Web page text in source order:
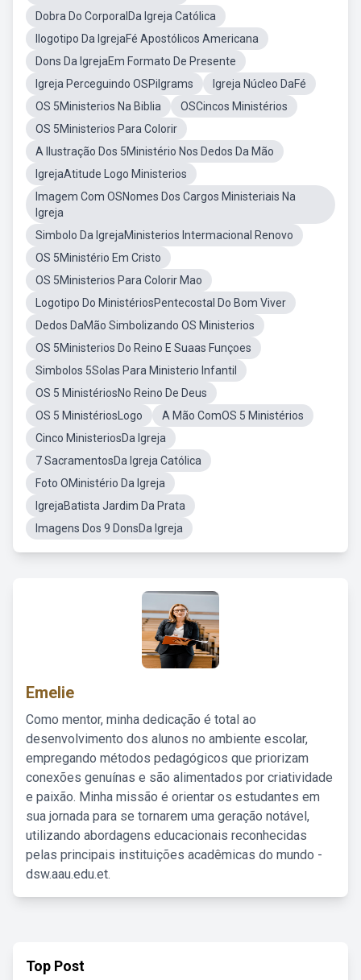
Dobra Do CorporalDa Igreja Católica
Ilogotipo Da IgrejaFé Apostólicos Americana
Dons Da IgrejaEm Formato De Presente
Igreja Perceguindo OSPilgrams
Igreja Núcleo DaFé
OS 5Ministerios Na Biblia
OSCincos Ministérios
OS 5Ministerios Para Colorir
A Ilustração Dos 5Ministério Nos Dedos Da Mão
IgrejaAtitude Logo Ministerios
Imagem Com OSNomes Dos Cargos Ministeriais Na
Igreja
Simbolo Da IgrejaMinisterios Intermacional Renovo
OS 5Ministério Em Cristo
OS 5Ministerios Para Colorir Mao
Logotipo Do MinistériosPentecostal Do Bom Viver
Dedos DaMão Simbolizando OS Ministerios
OS 5Ministerios Do Reino E Suaas Funçoes
Simbolos 5Solas Para Ministerio Infantil
OS 5 MinistériosNo Reino De Deus
OS 5 MinistériosLogo
A Mão ComOS 5 Ministérios
Cinco MinisteriosDa Igreja
7 SacramentosDa Igreja Católica
Foto OMinistério Da Igreja
IgrejaBatista Jardim Da Prata
Imagens Dos 9 DonsDa Igreja
Emelie
Como mentor, minha dedicação é total ao
desenvolvimento dos alunos no ambiente escolar,
empregando métodos pedagógicos que priorizam
conexões genuínas e são alimentados por criatividade
e paixão. Minha missão é orientar os estudantes em
sua jornada para se tornarem uma geração notável,
utilizando abordagens educacionais reconhecidas
pelas principais instituições acadêmicas do mundo -
dsw.aau.edu.et.
Top Post